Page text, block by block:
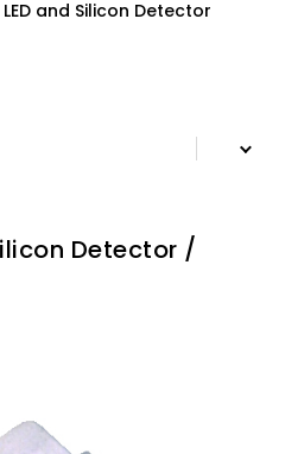
and Silicon Detector
Detector /